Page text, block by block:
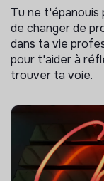
Tu ne t'épanouis
de changer de
dans ta vie
pour t'aider à
trouver ta voie.